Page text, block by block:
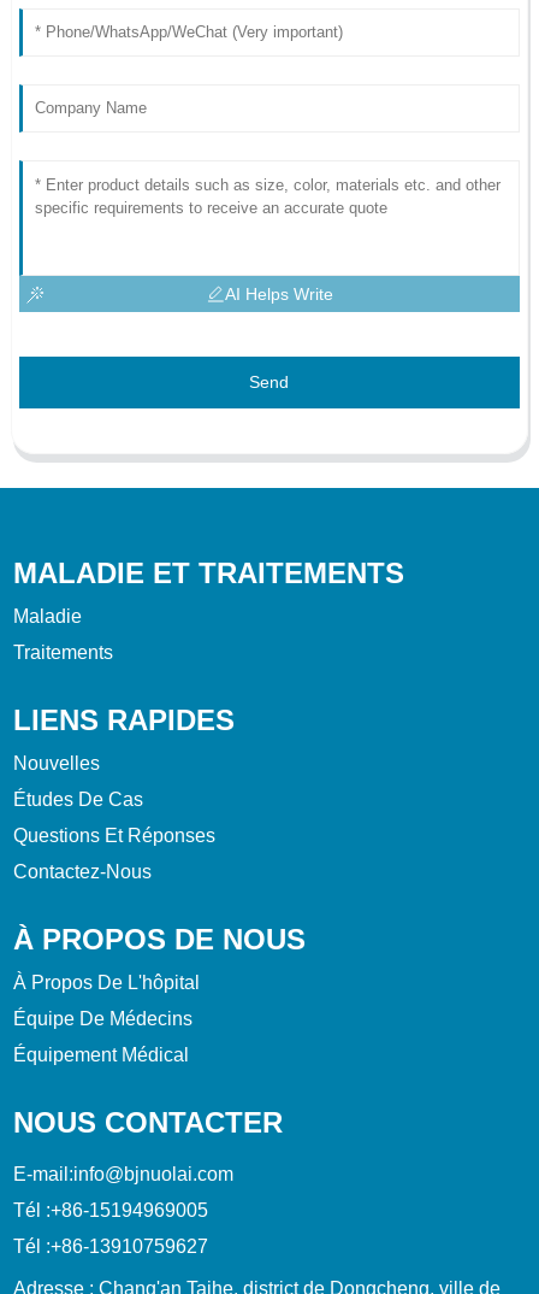
AI Helps Write
Send
MALADIE ET TRAITEMENTS
Maladie
Traitements
LIENS RAPIDES
Nouvelles
Études De Cas
Questions Et Réponses
Contactez-Nous
À PROPOS DE NOUS
À Propos De L'hôpital
Équipe De Médecins
Équipement Médical
NOUS CONTACTER
E-mail:info@bjnuolai.com
Tél :+86-15194969005
Tél :+86-13910759627
Adresse : Chang'an Taihe, district de Dongcheng, ville de